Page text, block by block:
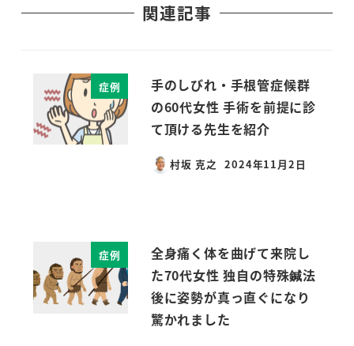
関連記事
症例
手のしびれ・手根管症候群
の60代女性 手術を前提に診
て頂ける先生を紹介
村坂 克之
投稿日
2024年11月2日
症例
全身痛く体を曲げて来院し
た70代女性 独自の特殊鍼法
後に姿勢が真っ直ぐになり
驚かれました